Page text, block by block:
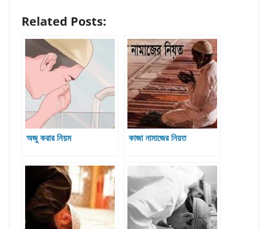
Related Posts:
অজু করার নিয়ম কাজা নামাজের নিয়ত